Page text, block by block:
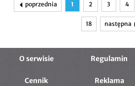
poprzednia 1 2 3 4
18 następna
O serwisie Regulamin
Cennik Reklama